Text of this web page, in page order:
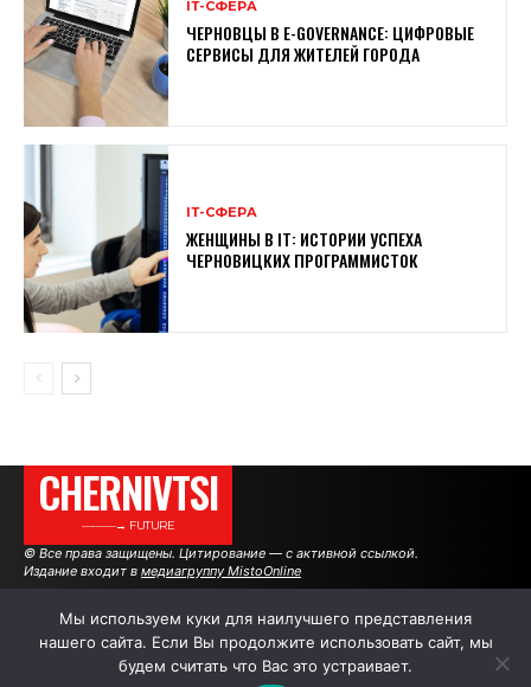
ІТ-СФЕРА
ЧЕРНОВЦЫ В E-GOVERNANCE: ЦИФРОВЫЕ
СЕРВИСЫ ДЛЯ ЖИТЕЛЕЙ ГОРОДА
ІТ-СФЕРА
ЖЕНЩИНЫ В ІТ: ИСТОРИИ УСПЕХА
ЧЕРНОВИЦКИХ ПРОГРАММИСТОК
CHERNIVTSI
———→ FUTURE
© Все права защищены. Цитирование — с активной ссылкой.
Издание входит в медиагруппу MistoOnline
АВТОРЫ РЕКЛАМА НА САЙТЕ
Мы используем куки для наилучшего представления
нашего сайта. Если Вы продолжите использовать сайт, мы
будем считать что Вас это устраивает.